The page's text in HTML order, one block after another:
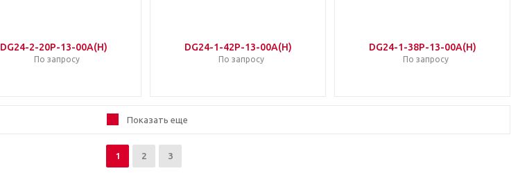
DG24-2-20P-13-00A(H)
По запросу
DG24-1-42P-13-00A(H)
По запросу
DG24-1-38P-13-00A(H)
По запросу
Показать еще
1 2 3